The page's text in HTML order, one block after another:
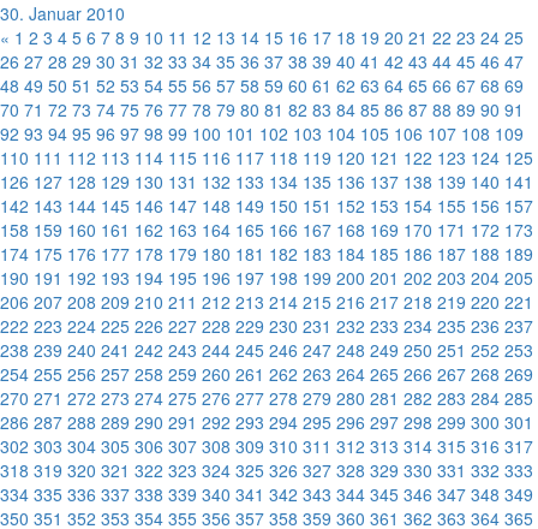
30. Januar 2010
« 1 2 3 4 5 6 7 8 9 10 11 12 13 14 15 16 17 18 19 20 21 22 23 24 25
26 27 28 29 30 31 32 33 34 35 36 37 38 39 40 41 42 43 44 45 46 47
48 49 50 51 52 53 54 55 56 57 58 59 60 61 62 63 64 65 66 67 68 69
70 71 72 73 74 75 76 77 78 79 80 81 82 83 84 85 86 87 88 89 90 91
92 93 94 95 96 97 98 99 100 101 102 103 104 105 106 107 108 109
110 111 112 113 114 115 116 117 118 119 120 121 122 123 124 125
126 127 128 129 130 131 132 133 134 135 136 137 138 139 140 141
142 143 144 145 146 147 148 149 150 151 152 153 154 155 156 157
158 159 160 161 162 163 164 165 166 167 168 169 170 171 172 173
174 175 176 177 178 179 180 181 182 183 184 185 186 187 188 189
190 191 192 193 194 195 196 197 198 199 200 201 202 203 204 205
206 207 208 209 210 211 212 213 214 215 216 217 218 219 220 221
222 223 224 225 226 227 228 229 230 231 232 233 234 235 236 237
238 239 240 241 242 243 244 245 246 247 248 249 250 251 252 253
254 255 256 257 258 259 260 261 262 263 264 265 266 267 268 269
270 271 272 273 274 275 276 277 278 279 280 281 282 283 284 285
286 287 288 289 290 291 292 293 294 295 296 297 298 299 300 301
302 303 304 305 306 307 308 309 310 311 312 313 314 315 316 317
318 319 320 321 322 323 324 325 326 327 328 329 330 331 332 333
334 335 336 337 338 339 340 341 342 343 344 345 346 347 348 349
350 351 352 353 354 355 356 357 358 359 360 361 362 363 364 365